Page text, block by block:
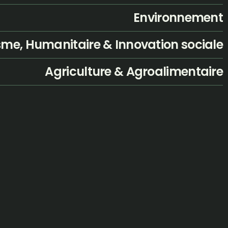
Environnement
Humanitaire & Innovation sociale
Agriculture & Agroalimentaire